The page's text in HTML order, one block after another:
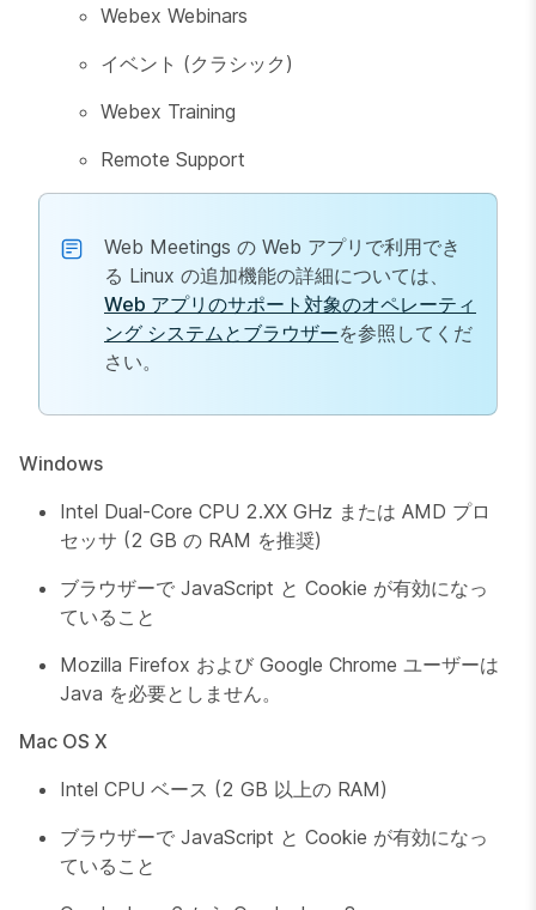
Webex Webinars
イベント (クラシック)
Webex Training
Remote Support
Web Meetings の Web アプリで利用でき
る Linux の追加機能の詳細については、
Web アプリのサポート対象のオペレーティ
ング システムとブラウザーを参照してくだ
さい。
Windows
Intel Dual-Core CPU 2.XX GHz または AMD プロ
セッサ (2 GB の RAM を推奨)
ブラウザーで JavaScript と Cookie が有効になっ
ていること
Mozilla Firefox および Google Chrome ユーザーは
Java を必要としません。
Mac OS X
Intel CPU ベース (2 GB 以上の RAM)
ブラウザーで JavaScript と Cookie が有効になっ
ていること